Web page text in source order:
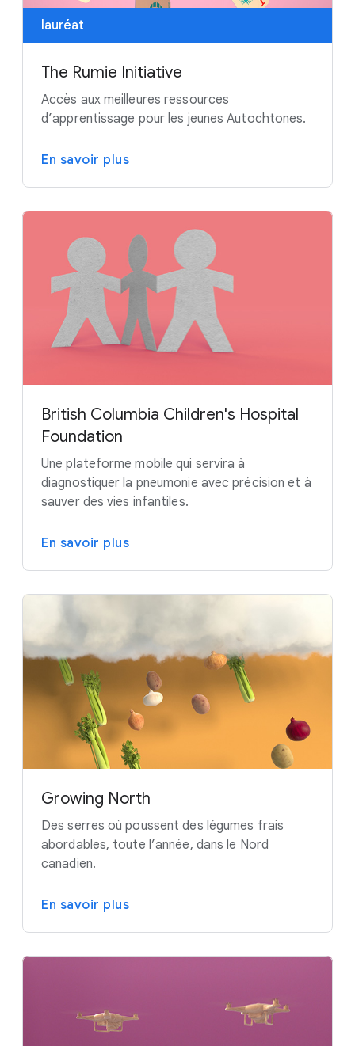
lauréat
The Rumie Initiative
Accès aux meilleures ressources
d’apprentissage pour les jeunes Autochtones.
En savoir plus
British Columbia Children's Hospital
Foundation
Une plateforme mobile qui servira à
diagnostiquer la pneumonie avec précision et à
sauver des vies infantiles.
En savoir plus
Growing North
Des serres où poussent des légumes frais
abordables, toute l’année, dans le Nord
canadien.
En savoir plus